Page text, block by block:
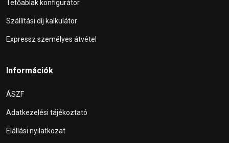
Tetőablak konfigurátor
Szállítási díj kalkulátor
Expressz személyes átvétel
Információk
ÁSZF
Adatkezelési tájékoztató
Elállási nyilatkozat